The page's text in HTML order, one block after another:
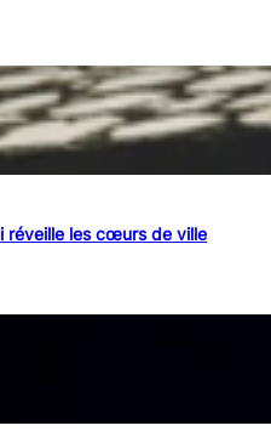
réveille les cœurs de ville